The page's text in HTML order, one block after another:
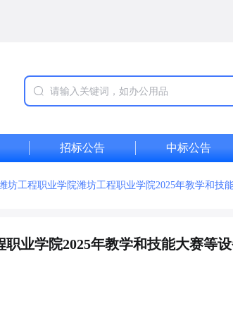
招标公告 中标公告
坊工程职业学院潍坊工程职业学院2025年教学和技
业学院2025年教学和技能大赛等